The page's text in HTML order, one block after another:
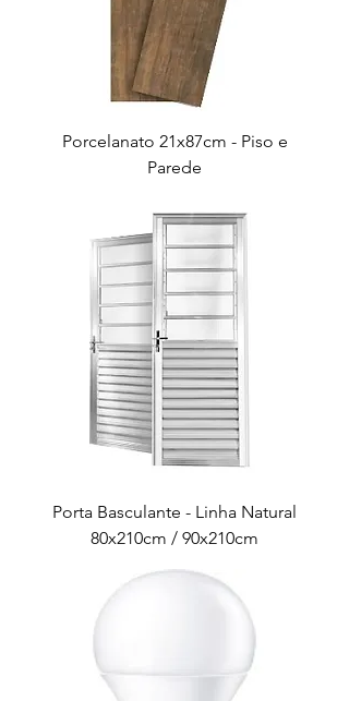
Porcelanato 21x87cm - Piso e
Parede
Porta Basculante - Linha Natural
80x210cm / 90x210cm